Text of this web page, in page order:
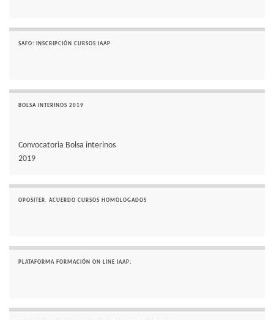
SAFO: INSCRIPCIÓN CURSOS IAAP
BOLSA INTERINOS 2019
Convocatoria Bolsa interinos
2019
OPOSITER. ACUERDO CURSOS HOMOLOGADOS
PLATAFORMA FORMACIÓN ON LINE IAAP: